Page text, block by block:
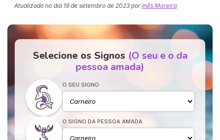
Atualizado no dia 19 de setembro de 2023 por Inês Moreira
Selecione os Signos (O seu e o da
pessoa amada)
O SEU SIGNO
O SIGNO DA PESSOA AMADA